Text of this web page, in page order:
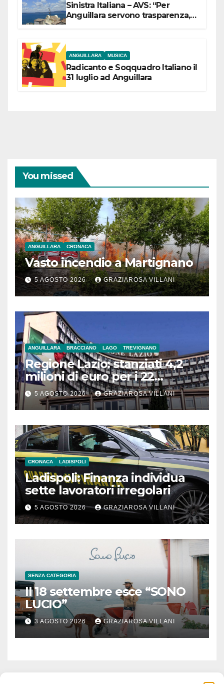
Sinistra Italiana – AVS: “Per
Anguillara servono trasparenza,
ANGUILLARA MUSICA
Radicanto e Soqquadro Italiano il
31 luglio ad Anguillara
You missed
ANGUILLARA CRONACA
Vasto incendio a Martignano
5 AGOSTO 2026 GRAZIAROSA VILLANI
ANGUILLARA BRACCIANO LAGO TREVIGNANO
Regione Lazio: stanziati 4,2
milioni di euro per i 22
Comuni dell’Etruria
Meridionale
5 AGOSTO 2026 GRAZIAROSA VILLANI
CRONACA LADISPOLI
Ladispoli: Finanza individua
sette lavoratori irregolari
5 AGOSTO 2026 GRAZIAROSA VILLANI
SENZA CATEGORIA
Il 18 settembre esce “SONO
LUCIO”
3 AGOSTO 2026 GRAZIAROSA VILLANI